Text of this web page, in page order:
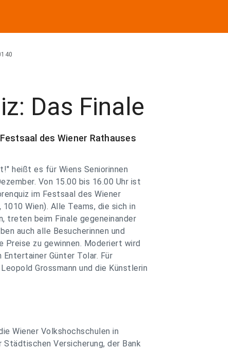
Das Finale
des Wiener Rathauses
heißt es für Wiens Seniorinnen
Von 15.00 bis 16.00 Uhr ist
im Festsaal des Wiener
Wien). Alle Teams, die sich in
treten beim Finale gegeneinander
auch alle Besucherinnen und
Preise zu gewinnen. Moderiert wird
Günter Tolar. Für
Grossmann und die Künstlerin
Wiener Volkshochschulen in
Versicherung, der Bank